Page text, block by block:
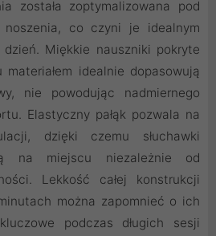
została zoptymalizowana pod
noszenia, co czyni je idealnym
dzień. Miękkie nauszniki pokryte
idealnie dopasowują
nie powodując nadmiernego
Elastyczny pałąk pozwala na
dzięki czemu słuchawki
na miejscu niezależnie od
Lekkość całej konstrukcji
można zapomnieć o ich
podczas długich sesji